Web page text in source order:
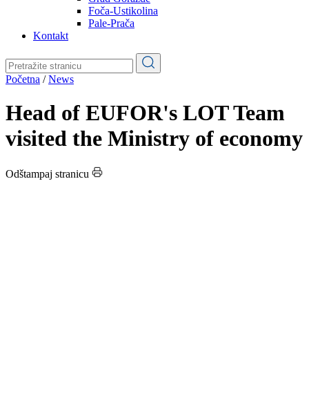
Općine
Pale-Prača
Kontakt
Početna /News
Head of EUFOR's LOT Team
visited the Ministry of economy